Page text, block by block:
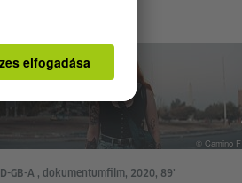
© Camino F
D-GB-A , dokumentumfilm, 2020, 89’